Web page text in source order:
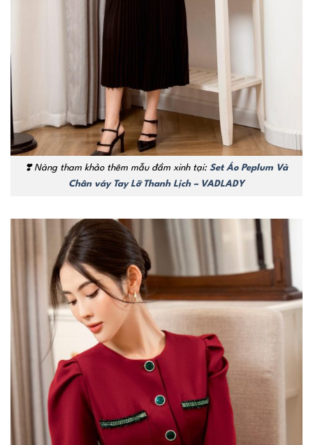
❣️Nàng tham khảo thêm mẫu đầm xinh tại: Set Áo Peplum Và
Chân váy Tay Lỡ Thanh Lịch – VADLADY